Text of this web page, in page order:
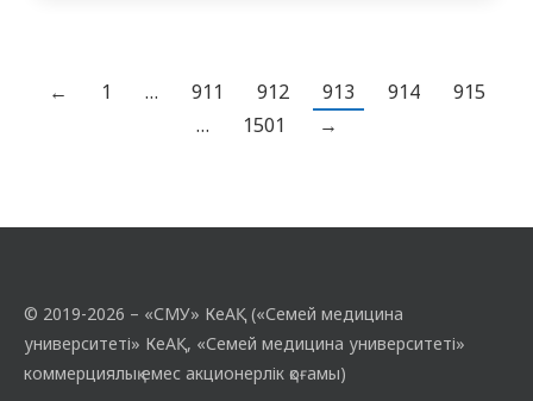
Студенттер резидентураның білім беру
бағдарламаларымен, оқу шарттарымен
← 1 … 911 912 913 914
915
…
1501 →
© 2019-2026 – «СМУ» КеАҚ («Семей медицина
университеті» КеАҚ, «Семей медицина университеті»
коммерциялық емес акционерлік қоғамы)